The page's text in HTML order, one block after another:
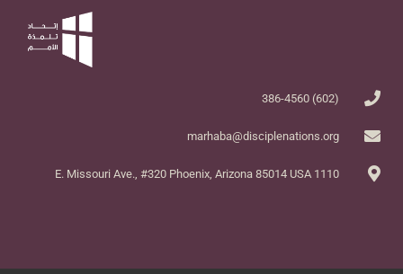
(602) 386-4560
marhaba@disciplenations.org
1110 E. Missouri Ave., #320 Phoenix, Arizona 85014 USA